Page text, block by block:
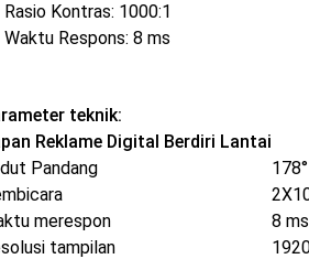
Rasio Kontras: 1000:1
Waktu Respons: 8 ms
teknik:
Reklame Digital Berdiri Lantai
Pandang
178°
merespon
8 ms
tampilan